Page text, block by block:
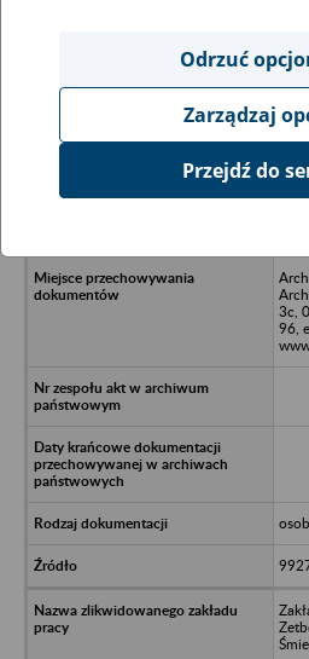
Ukryj wszystkie pozycje bazy
3c,
96,
Odrzuć
Zarządzaj
Przejdź do